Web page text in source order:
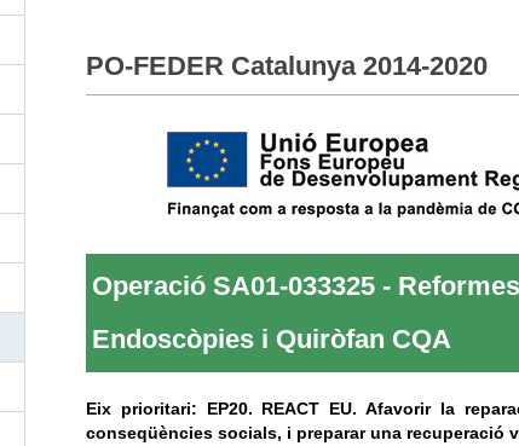
PO-FEDER Catalunya 2014-2020
Operació SA01-033325 -
Endoscòpies i Quiròfan CQA
Eix prioritari: EP20. REACT EU. Afavorir la
conseqüències socials, i preparar una recuperació